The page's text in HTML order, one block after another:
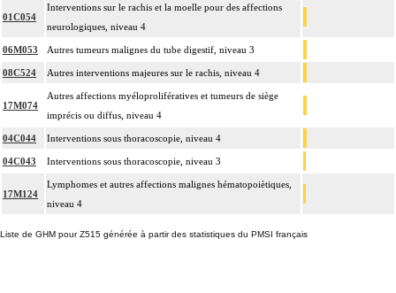
01C054
Interventions sur le rachis et la moelle pour des affections
neurologiques, niveau 4
06M053 Autres tumeurs malignes du tube digestif, niveau 3
08C524 Autres interventions majeures sur le rachis, niveau 4
17M074
Autres affections myéloprolifératives et tumeurs de siège
imprécis ou diffus, niveau 4
04C044 Interventions sous thoracoscopie, niveau 4
04C043 Interventions sous thoracoscopie, niveau 3
17M124
Lymphomes et autres affections malignes hématopoiètiques,
niveau 4
Liste de GHM pour Z515 générée à partir des statistiques du PMSI français